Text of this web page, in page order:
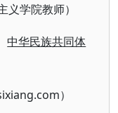
义学院教师）
中华民族共同体
）